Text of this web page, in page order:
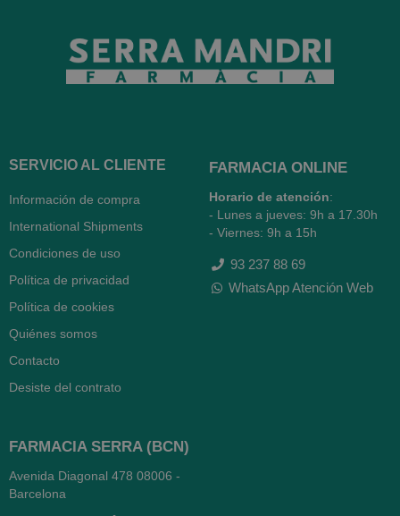
SERVICIO AL CLIENTE
Información de compra
International Shipments
Condiciones de uso
Política de privacidad
Política de cookies
Quiénes somos
Contacto
Desiste del contrato
FARMACIA ONLINE
Horario de atención:
- Lunes a jueves: 9h a 17.30h
- Viernes: 9h a 15h
93 237 88 69
WhatsApp Atención Web
FARMACIA SERRA (BCN)
Avenida Diagonal 478 08006 -
Barcelona